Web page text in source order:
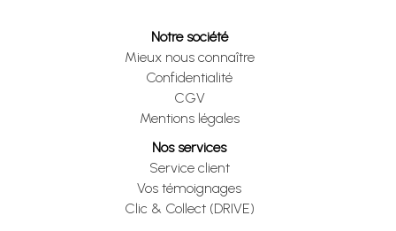
Notre société
Mieux nous connaître
Confidentialité
CGV
Mentions légales
Nos services
Service client
Vos témoignages
Clic & Collect (DRIVE)